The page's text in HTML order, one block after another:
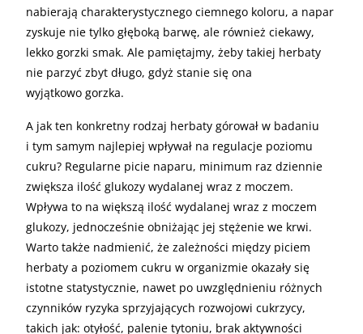
nabierają charakterystycznego ciemnego koloru, a napar
zyskuje nie tylko głęboką barwę, ale również ciekawy,
lekko gorzki smak. Ale pamiętajmy, żeby takiej herbaty
nie parzyć zbyt długo, gdyż stanie się ona
wyjątkowo gorzka.
A jak ten konkretny rodzaj herbaty górował w badaniu
i tym samym najlepiej wpływał na regulacje poziomu
cukru? Regularne picie naparu, minimum raz dziennie
zwiększa ilość glukozy wydalanej wraz z moczem.
Wpływa to na większą ilość wydalanej wraz z moczem
glukozy, jednocześnie obniżając jej stężenie we krwi.
Warto także nadmienić, że zależności między piciem
herbaty a poziomem cukru w organizmie okazały się
istotne statystycznie, nawet po uwzględnieniu różnych
czynników ryzyka sprzyjających rozwojowi cukrzycy,
takich jak: otyłość, palenie tytoniu, brak aktywności